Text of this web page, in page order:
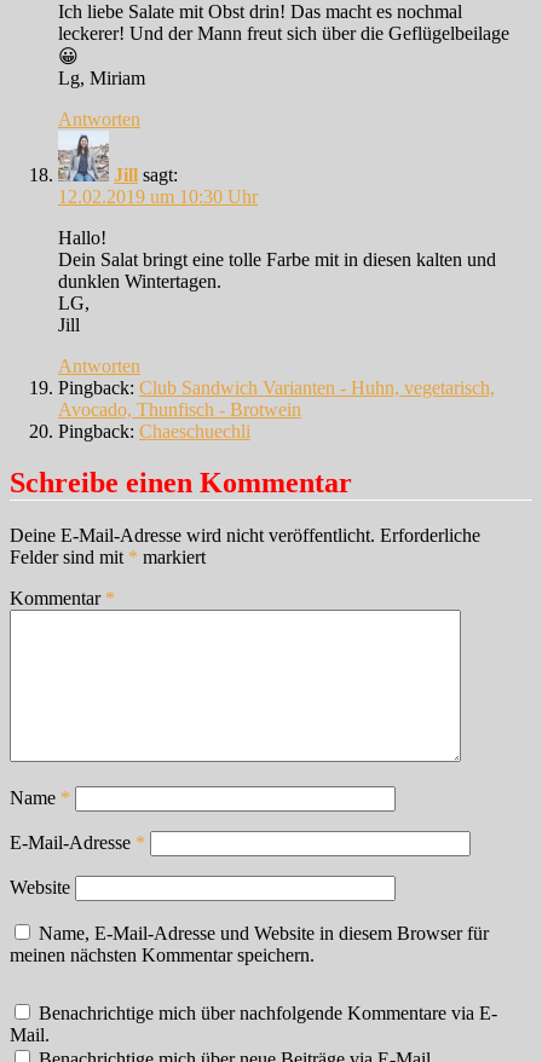
Ich liebe Salate mit Obst drin! Das macht es nochmal
leckerer! Und der Mann freut sich über die Geflügelbeilage
😀
Lg, Miriam
Antworten
Jill sagt:
12.02.2019 um 10:30 Uhr
Hallo!
Dein Salat bringt eine tolle Farbe mit in diesen kalten und
dunklen Wintertagen.
LG,
Jill
Antworten
Pingback: Club Sandwich Varianten - Huhn, vegetarisch,
Avocado, Thunfisch - Brotwein
Pingback: Chaeschuechli
Schreibe einen Kommentar
Deine E-Mail-Adresse wird nicht veröffentlicht. Erforderliche
Felder sind mit * markiert
Kommentar *
Name *
E-Mail-Adresse *
Website
Name, E-Mail-Adresse und Website in diesem Browser für
meinen nächsten Kommentar speichern.
Benachrichtige mich über nachfolgende Kommentare via E-
Mail.